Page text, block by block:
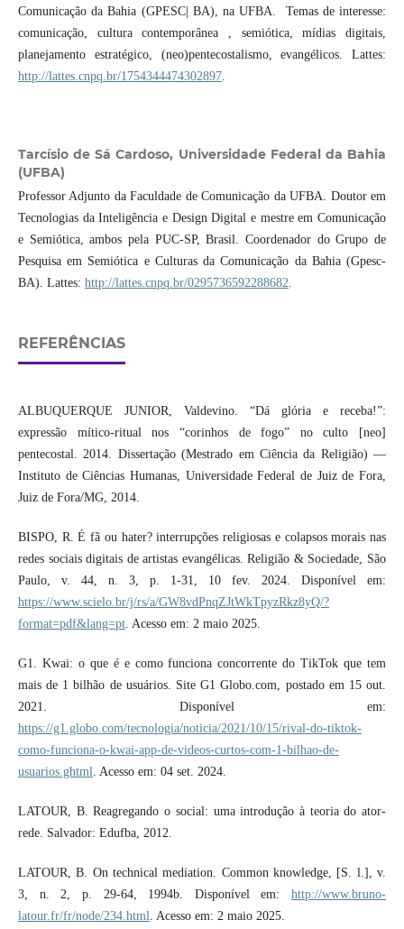
Comunicação da Bahia (GPESC| BA), na UFBA. Temas de interesse:
comunicação, cultura contemporânea , semiótica, mídias digitais,
planejamento estratégico, (neo)pentecostalismo, evangélicos. Lattes:
http://lattes.cnpq.br/1754344474302897.
Tarcísio de Sá Cardoso, Universidade Federal da Bahia
(UFBA)
Professor Adjunto da Faculdade de Comunicação da UFBA. Doutor em
Tecnologias da Inteligência e Design Digital e mestre em Comunicação
e Semiótica, ambos pela PUC-SP, Brasil. Coordenador do Grupo de
Pesquisa em Semiótica e Culturas da Comunicação da Bahia (Gpesc-
BA). Lattes: http://lattes.cnpq.br/0295736592288682
REFERÊNCIAS
ALBUQUERQUE JUNIOR, Valdevino. “Dá glória e receba!”:
expressão mítico-ritual nos “corinhos de fogo” no culto [neo]
pentecostal. 2014. Dissertação (Mestrado em Ciência da Religião) —
Instituto de Ciências Humanas, Universidade Federal de Juiz de Fora,
Juiz de Fora/MG, 2014.
BISPO, R. É fã ou hater? interrupções religiosas e colapsos morais nas
redes sociais digitais de artistas evangélicas. Religião & Sociedade, São
Paulo, v. 44, n. 3, p. 1-31, 10 fev. 2024. Disponível em:
https://www.scielo.br/j/rs/a/GW8vdPnqZJtWkTpyzRkz8yQ/?
format=pdf&lang=pt. Acesso em: 2 maio 2025.
G1. Kwai: o que é e como funciona concorrente do TikTok que tem
mais de 1 bilhão de usuários. Site G1 Globo.com, postado em 15 out.
2021. Disponível em:
https://g1.globo.com/tecnologia/noticia/2021/10/15/rival-do-tiktok-
como-funciona-o-kwai-app-de-videos-curtos-com-1-bilhao-de-
usuarios.ghtml . Acesso em: 04 set. 2024.
LATOUR, B. Reagregando o social: uma introdução à teoria do ator-
rede. Salvador: Edufba, 2012.
LATOUR, B. On technical mediation. Common knowledge, [S. l.], v.
3, n. 2, p. 29-64, 1994b. Disponível em:http://www.bruno-
latour.fr/fr/node/234.html
. Acesso em: 2 maio 2025.